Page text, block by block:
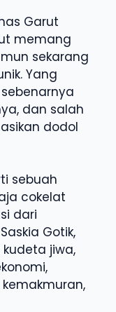
Garut
memang
sekarang
Yang
dan salah
dodol
sebuah
cokelat
dari
Gotik,
kudeta jiwa,